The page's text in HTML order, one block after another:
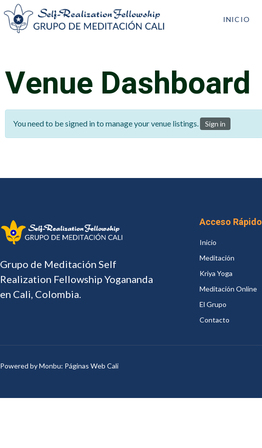
INICIO
Venue Dashboard
You need to be signed in to manage your venue listings. Sign in
Grupo de Meditación Self
Realization Fellowship Yogananda
en Cali, Colombia.
Acceso Rápido
Inicio
Meditación
Kriya Yoga
Meditación Online
El Grupo
Contacto
Powered by Monbu: Páginas Web Cali